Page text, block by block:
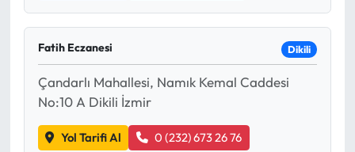
Fatih Eczanesi Dikili
Çandarlı Mahallesi, Namık Kemal Caddesi
No:10 A Dikili İzmir
Yol Tarifi Al 0 (232) 673 26 76